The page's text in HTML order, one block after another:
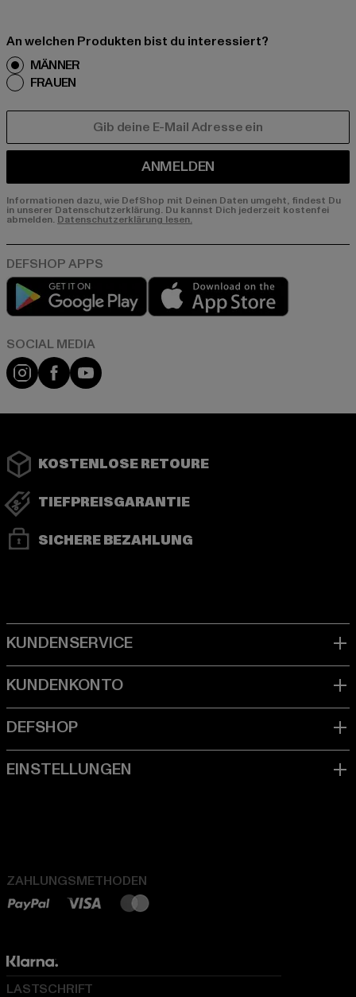
An welchen Produkten bist du interessiert?
MÄNNER
FRAUEN
ANMELDEN
Informationen dazu, wie DefShop mit Deinen Daten umgeht, findest Du
in unserer Datenschutzerklärung. Du kannst Dich jederzeit kostenfei
abmelden. Datenschutzerklärung lesen.
Play market
Instagram
FacebookYouTube
KOSTENLOSE RETOURE
TIEFPREISGARANTIE
SICHERE BEZAHLUNG
ZAHLUNGSMETHODEN
LASTSCHRIFT